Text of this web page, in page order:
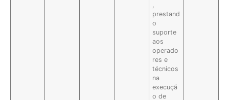
,
prestand
o
suporte
aos
operado
res e
técnicos
na
execuçã
o de